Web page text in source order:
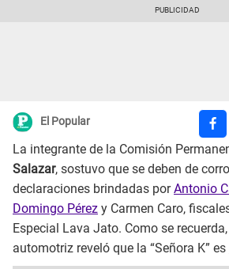
El Popular
La integrante de la Comisión
Salazar, sostuvo que se deben de
declaraciones brindadas porAntonio
Domingo Pérez y Carmen Caro,
Especial Lava Jato. Como se
automotriz reveló que la “Señora K” es